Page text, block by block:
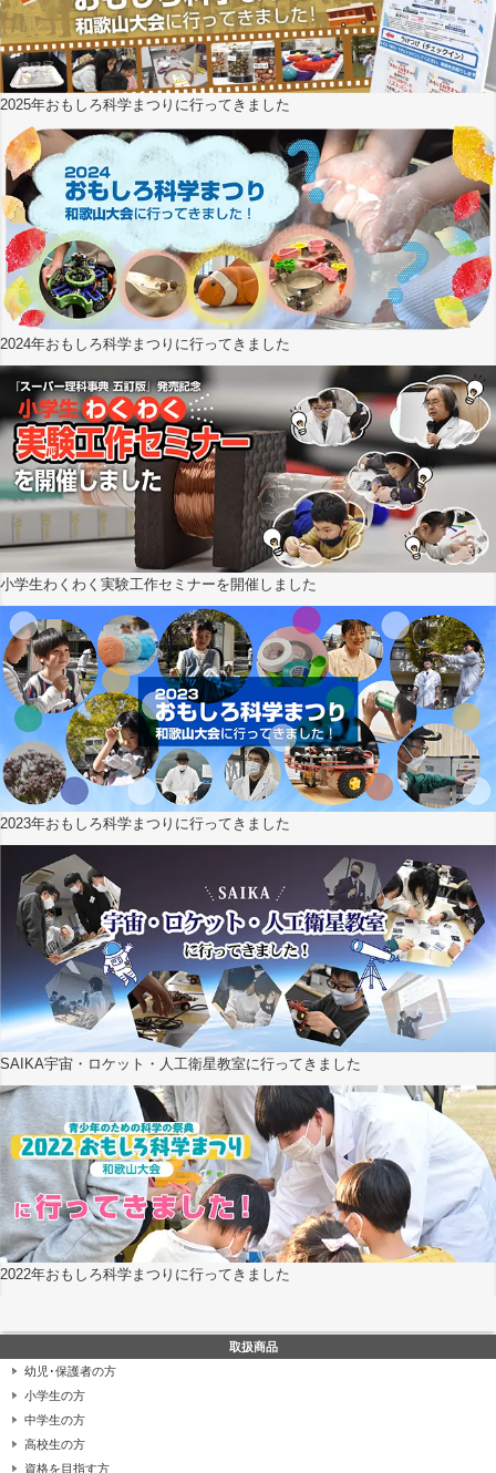
2025年おもしろ科学まつりに行ってきました
2024年おもしろ科学まつりに行ってきました
小学生わくわく実験工作セミナーを開催しました
2023年おもしろ科学まつりに行ってきました
SAIKA宇宙・ロケット・人工衛星教室に行ってきました
2022年おもしろ科学まつりに行ってきました
取扱商品
幼児･保護者の方
小学生の方
中学生の方
高校生の方
資格を目指す方